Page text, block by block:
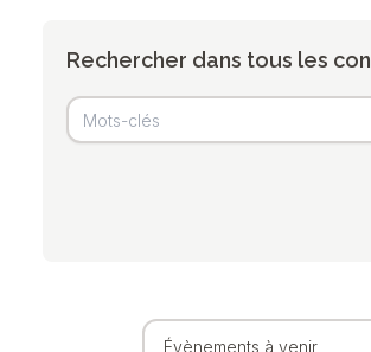
Rechercher dans tous les
Évènements à venir